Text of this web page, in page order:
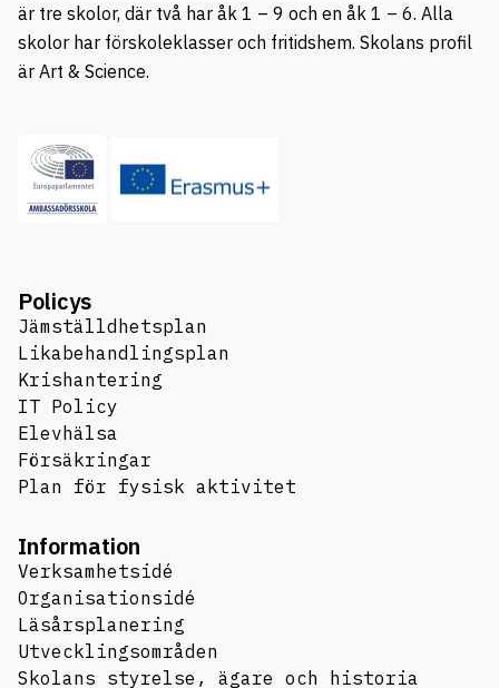
är tre skolor, där två har åk 1 – 9 och en åk 1 – 6. Alla
skolor har förskoleklasser och fritidshem. Skolans profil
är Art & Science.
Policys
Jämställdhetsplan
Likabehandlingsplan
Krishantering
IT Policy
Elevhälsa
Försäkringar
Plan för fysisk aktivitet
Information
Verksamhetsidé
Organisationsidé
Läsårsplanering
Utvecklingsområden
Skolans styrelse, ägare och historia